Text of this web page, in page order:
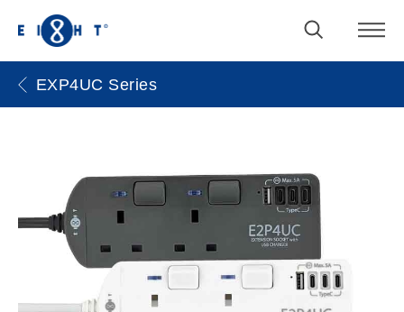
EXP4UC Series